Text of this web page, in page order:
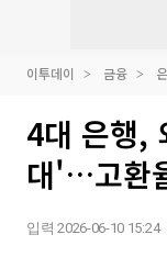
이투데이 금융
4대 은행,
대'…고환
입력 2026-06-10 15:24